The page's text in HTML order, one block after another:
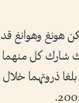
هونغ وهوانغ
شارك كل
ذروتهما